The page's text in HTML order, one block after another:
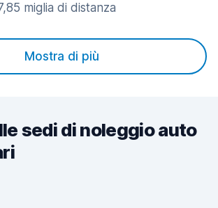
miglia di distanza
Mostra di più
sedi di noleggio auto